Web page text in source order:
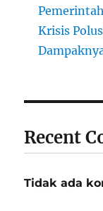
Pemerintah
Krisis
Recent
Tidak ada